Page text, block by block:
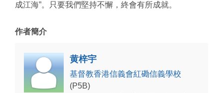
成江海”。只要我們堅持不懈，終會有所成就。
作者簡介
黄梓宇
基督教香港信義會紅磡信義學校
(P5B)